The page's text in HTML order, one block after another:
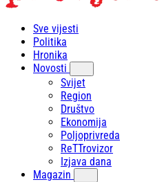
Sve vijesti
Politika
Hronika
Novosti
Svijet
Region
Društvo
Ekonomija
Poljoprivreda
ReTTrovizor
Izjava dana
Magazin